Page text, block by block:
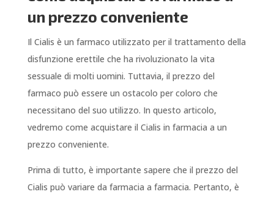
un prezzo conveniente
Il Cialis è un farmaco utilizzato per il trattamento della
disfunzione erettile che ha rivoluzionato la vita
sessuale di molti uomini. Tuttavia, il prezzo del
farmaco può essere un ostacolo per coloro che
necessitano del suo utilizzo. In questo articolo,
vedremo come acquistare il Cialis in farmacia a un
prezzo conveniente.
Prima di tutto, è importante sapere che il prezzo del
Cialis può variare da farmacia a farmacia. Pertanto, è